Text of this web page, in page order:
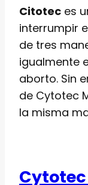
Citotec es
interrumpir
de tres
igualmente
aborto. Sin
de Cytotec
la misma